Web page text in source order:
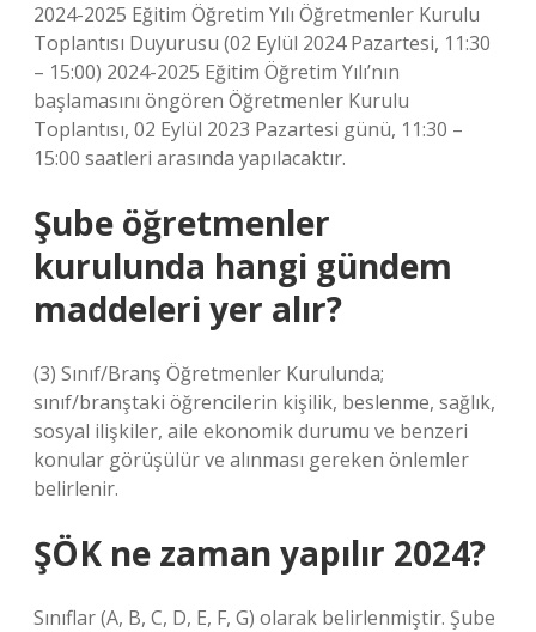
2024-2025 Eğitim Öğretim Yılı Öğretmenler Kurulu
Toplantısı Duyurusu (02 Eylül 2024 Pazartesi, 11:30
– 15:00) 2024-2025 Eğitim Öğretim Yılı’nın
başlamasını öngören Öğretmenler Kurulu
Toplantısı, 02 Eylül 2023 Pazartesi günü, 11:30 –
15:00 saatleri arasında yapılacaktır.
Şube öğretmenler
kurulunda hangi gündem
maddeleri yer alır?
(3) Sınıf/Branş Öğretmenler Kurulunda;
sınıf/branştaki öğrencilerin kişilik, beslenme, sağlık,
sosyal ilişkiler, aile ekonomik durumu ve benzeri
konular görüşülür ve alınması gereken önlemler
belirlenir.
ŞÖK ne zaman yapılır 2024?
Sınıflar (A, B, C, D, E, F, G) olarak belirlenmiştir. Şube